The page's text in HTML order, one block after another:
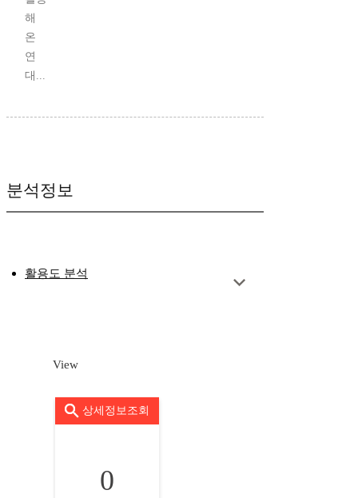
해
온
연
대...
분석정보
활용도 분석
View
상세정보조회
0